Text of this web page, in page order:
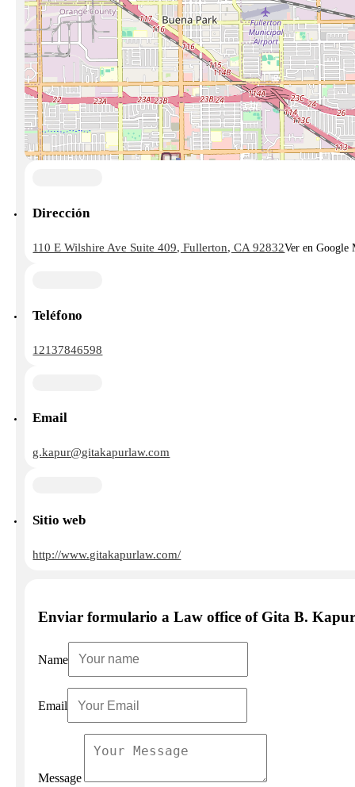
Dirección
110 E Wilshire Ave Suite 409, Fullerton, CA 92832Ver en Google
Teléfono
12137846598
Email
g.kapur@gitakapurlaw.com
Sitio web
http://www.gitakapurlaw.com/
Enviar formulario a Law office of Gita B. Kapur
Name
Email
Message